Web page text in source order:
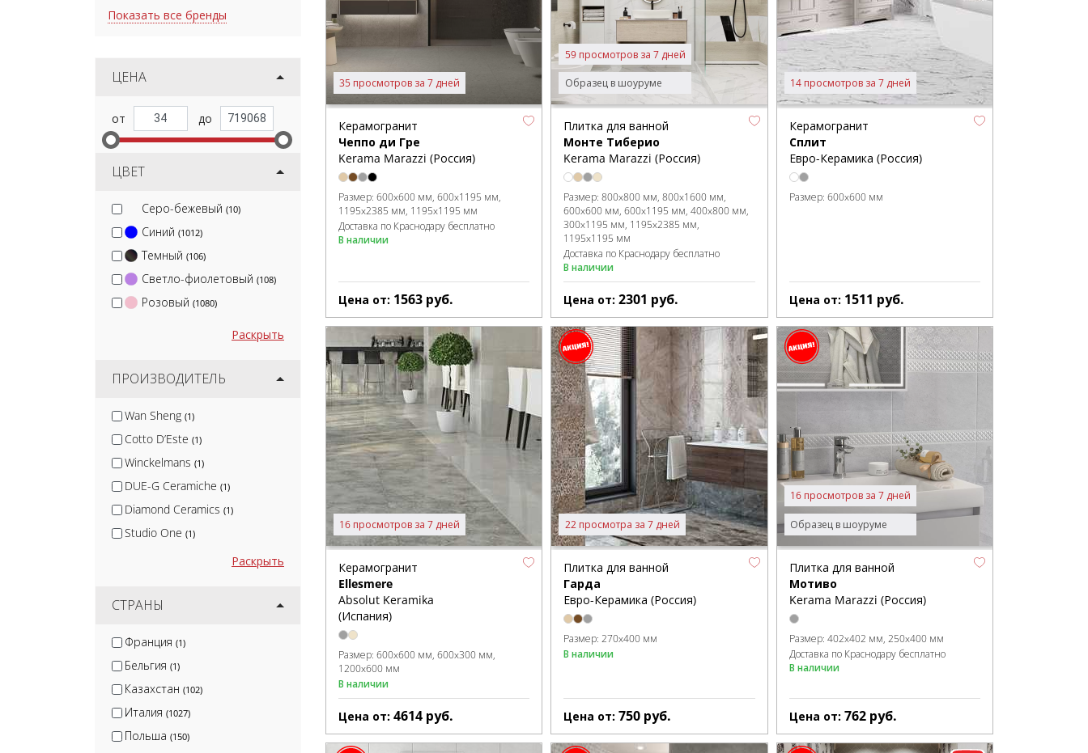
Показать все бренды
ЦЕНА
ЦВЕТ
Серо-бежевый (10)
Синий (1012)
Темный (106)
Светло-фиолетовый (108)
Розовый (1080)
Раскрыть
ПРОИЗВОДИТЕЛЬ
Wan Sheng (1)
Cotto D’Este (1)
Winckelmans (1)
DUE-G Ceramiche (1)
Diamond Ceramics (1)
Studio One (1)
KerLab
SilverFox (1)
Canada Gres
Раскрыть
СТРАНЫ
Франция (1)
Бельгия (1)
Казахстан (102)
Италия (1027)
Польша (150)
35 просмотров за 7 дней
Керамогранит
Чеппо ди Гре
Kerama Marazzi (Россия)
Размер: 600x600 мм 600x1195 мм
1195x2385 мм 1195x1195 мм
Доставка по Краснодару бесплатно
В наличии
Цена от: 1563 руб.
Образец в шоуруме
59 просмотров за 7 дней
Плитка для ванной
Монте Тиберио
Kerama Marazzi (Россия)
Размер:800x800 мм 800x1600 мм
600x600 мм 600x1195 мм 400x800 мм
300x1195 мм 1195x2385 мм
1195x1195 мм
Доставка по Краснодару бесплатно
В наличии
Цена от:2301 руб.
14 просмотров за 7 дней
Керамогранит
Сплит
Евро-Керамика (Россия)
Размер: 600x600 мм
Цена от: 1511 руб.
16 просмотров за 7 дней
Керамогранит
Ellesmere
Absolut Keramika
(Испания)
Размер: 600x600 мм 600x300 мм
1200x600 мм
В наличии
Цена от: 4614 руб.
22 просмотра за 7 дней
Плитка для ванной
Гарда
Евро-Керамика (Россия)
Размер:270x400 мм
В наличии
Цена от:750 руб.
Образец в шоуруме
16 просмотров за 7 дней
Плитка для ванной
Мотиво
Kerama Marazzi (Россия)
Размер: 402x402 мм 250x400 мм
Доставка по Краснодару бесплатно
В наличии
Цена от: 762 руб.